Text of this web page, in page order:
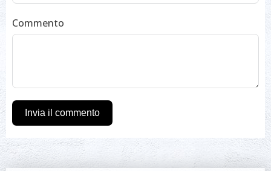
Commento
Invia il commento